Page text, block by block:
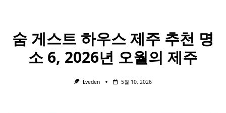
숨 게스트 하우스 제주 추천 명
소 6, 2026년 오월의 제주
Lveden 5월 10, 2026